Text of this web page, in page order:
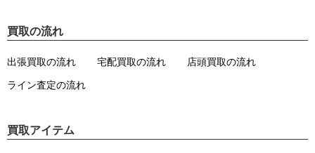
買取の流れ
出張買取の流れ 宅配買取の流れ 店頭買取の流れ
ライン査定の流れ
買取アイテム